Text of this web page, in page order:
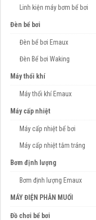
Linh kiện máy bơm bể bơi
Đèn bể bơi
Đèn bể bơi Emaux
Đèn Bể bơi Waking
Máy thổi khí
Máy thổi khí Emaux
Máy cấp nhiệt
Máy cấp nhiệt bể bơi
Máy cấp nhiệt tắm tráng
Bơm định lượng
Bơm định lượng Emaux
MÁY ĐIỆN PHÂN MUỐI
Đồ chơi bể bơi